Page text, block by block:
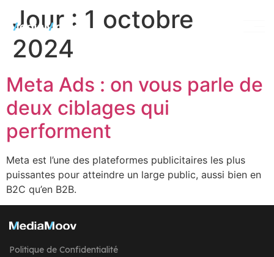
Jour : 1 octobre
2024
Meta Ads : on vous parle de
deux ciblages qui
performent
Meta est l’une des plateformes publicitaires les plus
puissantes pour atteindre un large public, aussi bien en
B2C qu’en B2B.
Politique de Confidentialité